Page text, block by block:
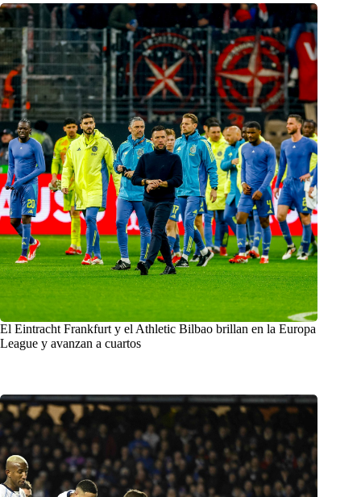
El Eintracht Frankfurt y el Athletic Bilbao brillan en la Europa
League y avanzan a cuartos